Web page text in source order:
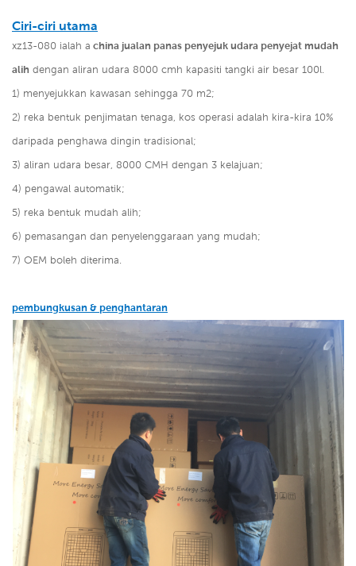
Ciri-ciri utama
xz13-080 ialah a china jualan panas penyejuk udara penyejat mudah
alih dengan aliran udara 8000 cmh kapasiti tangki air besar 100l.
1) menyejukkan kawasan sehingga 70 m2;
2) reka bentuk penjimatan tenaga, kos operasi adalah kira-kira 10%
daripada penghawa dingin tradisional;
3) aliran udara besar, 8000 CMH dengan 3 kelajuan;
4) pengawal automatik;
5) reka bentuk mudah alih;
6) pemasangan dan penyelenggaraan yang mudah;
7) OEM boleh diterima.
pembungkusan & penghantaran